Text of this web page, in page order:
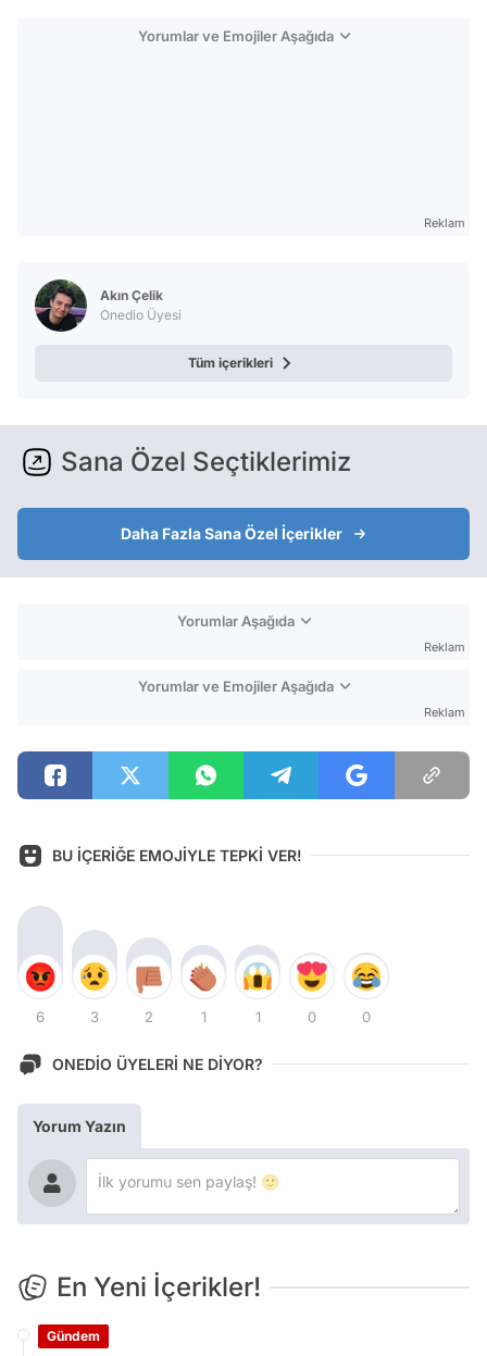
Yorumlar ve Emojiler Aşağıda
Reklam
Akın Çelik
Onedio Üyesi
Tüm içerikleri
Sana Özel Seçtiklerimiz
Daha Fazla Sana Özel İçerikler
Yorumlar Aşağıda
Reklam
Yorumlar ve Emojiler Aşağıda
Reklam
BU İÇERİĞE EMOJİYLE TEPKİ VER!
6 3 2 1 1 0 0
ONEDİO ÜYELERİ NE DİYOR?
Yorum Yazın
En Yeni İçerikler!
Gündem